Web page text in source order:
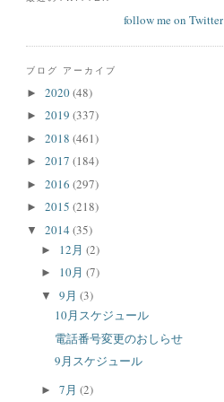
follow me on Twitter
ブログ アーカイブ
► 2020(48)
► 2019 (337)
► 2018 (461)
► 2017 (184)
► 2016 (297)
► 2015 (218)
▼ 2014 (35)
► 12月 (2)
► 10月 (7)
▼ 9月 (3)
10月スケジュール
電話番号変更のおしらせ
9月スケジュール
► 7月 (2)